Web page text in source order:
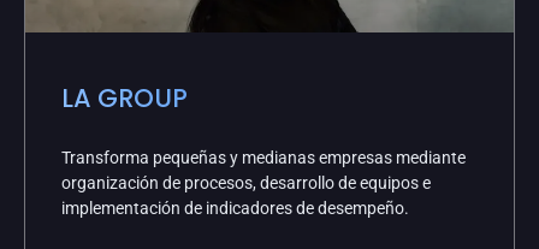
LA GROUP
Transforma pequeñas y medianas empresas mediante
organización de procesos, desarrollo de equipos e
implementación de indicadores de desempeño.